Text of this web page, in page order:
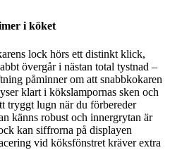
i köket
lock hörs ett distinkt klick,
övergår i nästan total tystnad –
påminner om att snabbkokaren
klart i kökslampornas sken och
tryggt lugn när du förbereder
känns robust och innergrytan är
kan siffrorna på displayen
vid köksfönstret kräver extra